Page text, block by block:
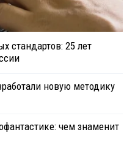
стандартов: 25 лет
новую методику
чем знаменит